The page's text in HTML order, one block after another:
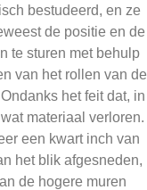
bestudeerd, en ze
de positie en de
te sturen met behulp
van het rollen van de
het feit dat, in
materiaal verloren.
een kwart inch van
het blik afgesneden,
de hogere muren